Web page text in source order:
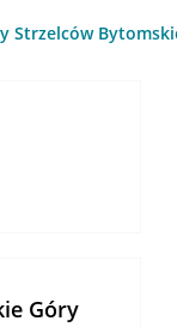
Strzelców
Góry